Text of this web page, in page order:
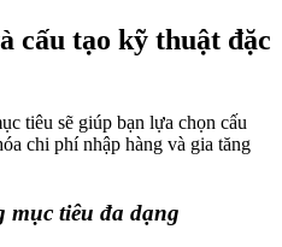
cấu tạo kỹ thuật đặc
tiêu sẽ giúp bạn lựa chọn cấu
chi phí nhập hàng và gia tăng
mục tiêu đa dạng